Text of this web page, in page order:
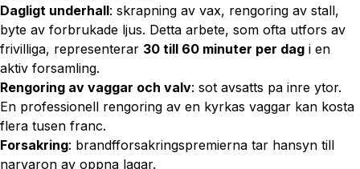
Dagligt underhall: skrapning av vax, rengoring av stall,
byte av forbrukade ljus. Detta arbete, som ofta utfors av
frivilliga, representerar 30 till 60 minuter per dag i en
aktiv forsamling.
Rengoring av vaggar och valv: sot avsatts pa inre ytor.
En professionell rengoring av en kyrkas vaggar kan kosta
flera tusen franc.
Forsakring: brandfforsakringspremierna tar hansyn till
narvaron av oppna lagar.